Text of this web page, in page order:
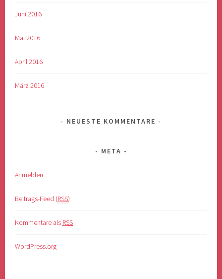
Juni 2016
Mai 2016
April 2016
März 2016
NEUESTE KOMMENTARE
META
Anmelden
Beitrags-Feed (RSS)
Kommentare als RSS
WordPress.org